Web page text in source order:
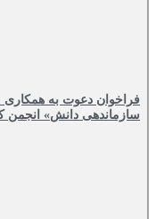
فراخوان دعوت به همکاری
سازماندهی دانش» انجمن